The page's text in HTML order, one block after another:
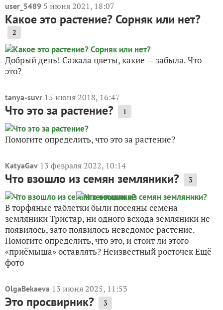
user_5489 5 июня 2021, 18:07
Какое это растение? Сорняк или нет?
2
Добрый день! Сажала цветы, какие — забыла. Что
это?
tanya-suvr 15 июня 2018, 16:47
Что это за растение? 1
Помогите определить, что это за растение?
KatyaGav 13 февраля 2022, 10:14
Что взошло из семян земляники? 3
В торфяные таблетки были посеяны семена
земляники Тристар, ни одного всхода земляники не
появилось, зато появилось неведомое растение.
Помогите определить, что это, и стоит ли этого
«приёмыша» оставлять? Неизвестный росточек Ещё
фото
OlgaBekaeva 13 июня 2025, 11:53
Это просвирник? 3